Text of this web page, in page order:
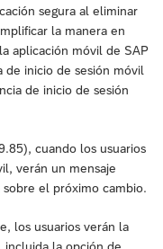
segura al eliminar
la manera en
aplicación móvil de SAP
de inicio de sesión móvil
de inicio de sesión
cuando los usuarios
verán un mensaje
el próximo cambio.
los usuarios verán la